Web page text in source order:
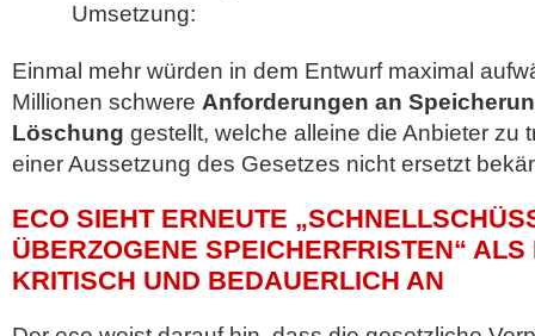
Umsetzung:
Einmal mehr würden in dem Entwurf maximal
Millionen schwere Anforderungen an
Löschung gestellt, welche alleine die Anbieter zu
einer Aussetzung des Gesetzes nicht ersetzt
ECO SIEHT ERNEUTE
ÜBERZOGENE SPEICHERFRISTEN“
KRITISCH UND BEDAUERLICH AN